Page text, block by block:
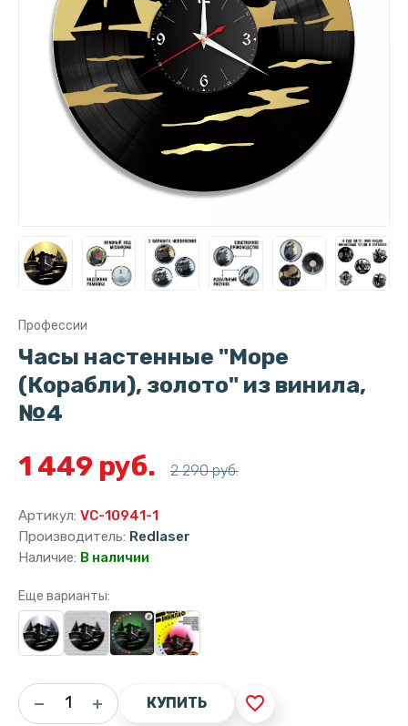
Профессии
Часы настенные "Море
(Корабли), золото" из винила,
№4
1 449 руб. 2 290 руб.
Артикул: VC-10941-1
Производитель: Redlaser
Наличие: В наличии
Еще варианты:
КУПИТЬ favorite_border